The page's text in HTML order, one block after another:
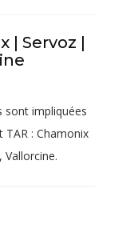
| Servoz |
sont impliquées
TAR : Chamonix